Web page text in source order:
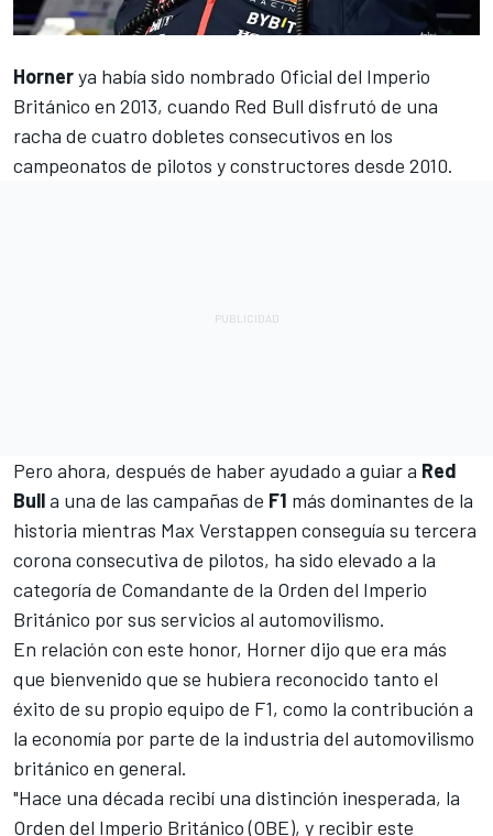
Hornerya había sido nombrado Oficial del Imperio
Británico en 2013, cuando Red Bull disfrutó de una
racha de cuatro dobletes consecutivos en los
campeonatos de pilotos y constructores desde 2010.
Pero ahora, después de haber ayudado a guiar a Red
Bulla una de las campañas de F1 más dominantes de la
historia mientras Max Verstappen conseguía su tercera
corona consecutiva de pilotos, ha sido elevado a la
categoría de Comandante de la Orden del Imperio
Británico por sus servicios al automovilismo.
En relación con este honor, Horner dijo que era más
que bienvenido que se hubiera reconocido tanto el
éxito de su propio equipo de F1, como la contribución a
la economía por parte de la industria del automovilismo
británico en general.
"Hace una década recibí una distinción inesperada, la
Orden del Imperio Británico (OBE), y recibir este